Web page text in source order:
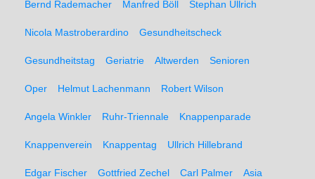
Bernd Rademacher Manfred Böll Stephan Ullrich
Nicola Mastroberardino Gesundheitscheck
Gesundheitstag Geriatrie Altwerden Senioren
Oper Helmut Lachenmann Robert Wilson
Angela Winkler Ruhr-Triennale Knappenparade
Knappenverein Knappentag Ullrich Hillebrand
Edgar Fischer Gottfried Zechel Carl Palmer Asia